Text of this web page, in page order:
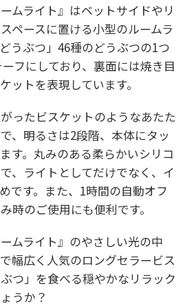
ムライト』はベットサイドやリ
ペースに置ける小型のルームラ
うぶつ」46種のどうぶつの1つ
フにしており、裏面には焼き目
ットを表現しています。
ったビスケットのようなあたた
、明るさは2段階、本体にタッ
す。丸みのある柔らかいシリコ
、ライトとしてだけでなく、イ
です。また、1時間の自動オフ
時のご使用にも便利です。
ムライト』のやさしい光の中
幅広く人気のロングセラービス
つ」を食べる穏やかなリラック
うか？